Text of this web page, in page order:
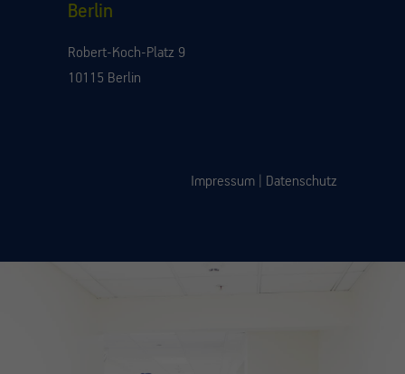
Berlin
Robert-Koch-Platz 9
10115 Berlin
Impressum Datenschutz